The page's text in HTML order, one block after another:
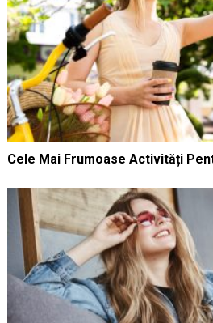
Cele Mai Frumoase Activități